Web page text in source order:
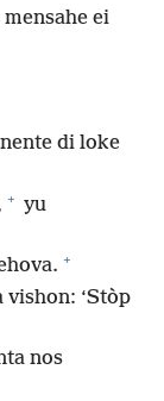
ei
di loke
+ yu
+
vishon: ‘Stòp
nos